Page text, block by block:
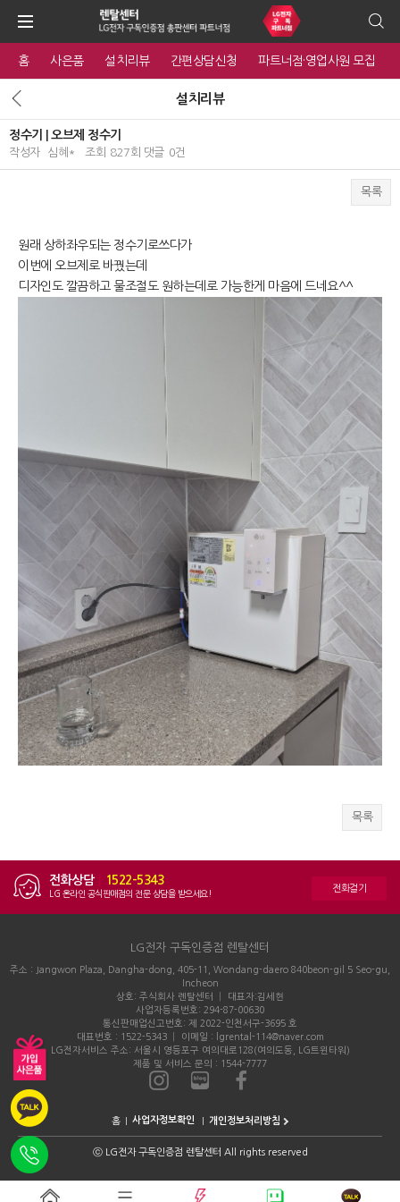
홈 사은품 설치리뷰 간편상담신청 파트너점·영업사원 모집
설치리뷰
정수기 | 오브제 정수기
작성자 심혜* 조회 827회 댓글 0건
목록
원래 상하좌우되는 정수기로쓰다가
이번에 오브제로 바꿨는데
디자인도 깔끔하고 물조절도 원하는데로 가능한게 마음에 드네요^^
목록
전화상담 1522-5343
LG 온라인 공식판매점의 전문 상담을 받으세요! 전화걸기
LG전자 구독인증점 렌탈센터
주소 : Jangwon Plaza, Dangha-dong, 405-11, Wondang-daero 840beon-gil 5 Seo-gu,
Incheon
상호: 주식회사 렌탈센터 │ 대표자:김세현
사업자등록번호: 294-87-00630
통신판매업신고번호: 제 2022-인천서구-3695 호
대표번호 : 1522-5343 │ 이메일 : lgrental-114@naver.com
LG전자서비스 주소: 서울시 영등포구 여의대로128(여의도동, LG트윈타워)
제품 및 서비스 문의 : 1544-7777
홈 개인정보처리방침
ⓒLG전자 구독인증점 렌탈센터 All rights reserved